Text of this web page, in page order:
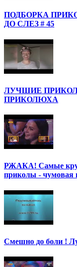
ПОДБОРКА
ДО СЛЕЗ # 45
ЛУЧШИЕ ПРИКОЛЫ
ПРИКОЛЮХА
РЖАКА! Самые
приколы -
Смешно до боли !